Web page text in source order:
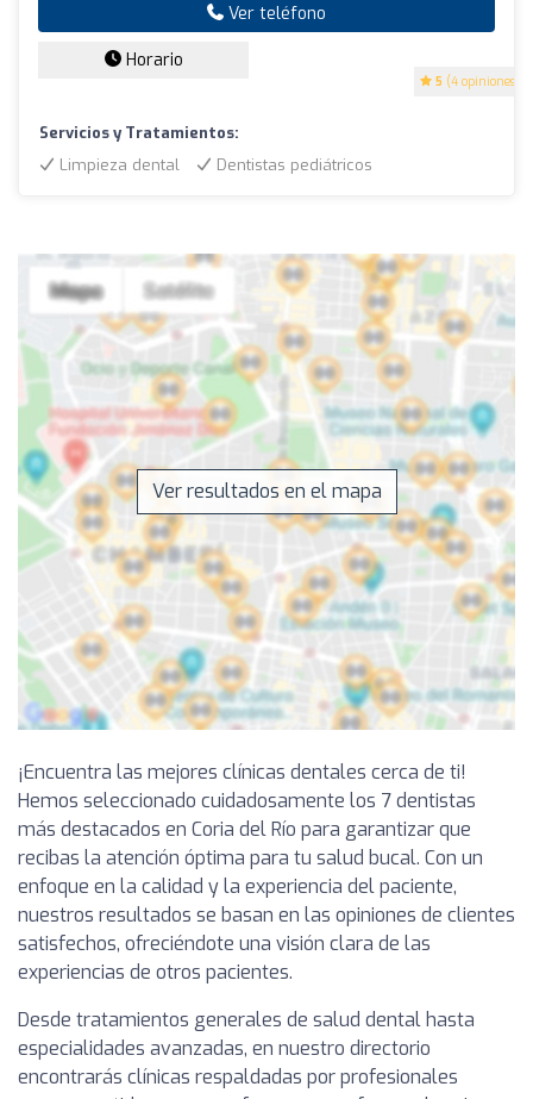
5 (4 opiniones)
Ver teléfono
Horario
Servicios y Tratamientos:
Limpieza dental
Dentistas pediátricos
Ver resultados en el mapa
¡Encuentra las mejores clínicas dentales cerca de ti!
Hemos seleccionado cuidadosamente los 7 dentistas
más destacados en Coria del Río para garantizar que
recibas la atención óptima para tu salud bucal. Con un
enfoque en la calidad y la experiencia del paciente,
nuestros resultados se basan en las opiniones de clientes
satisfechos, ofreciéndote una visión clara de las
experiencias de otros pacientes.
Desde tratamientos generales de salud dental hasta
especialidades avanzadas, en nuestro directorio
encontrarás clínicas respaldadas por profesionales